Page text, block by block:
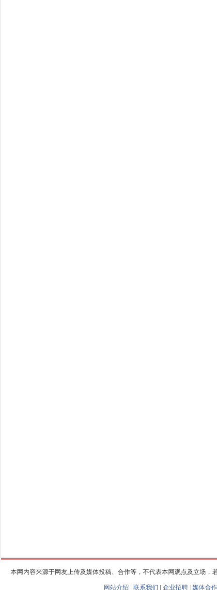
本网内容来源于网友上传及媒体投稿、合作等，不代表本网观点及立场
网站介绍 | 联系我们 | 企业招聘 | 媒体合作